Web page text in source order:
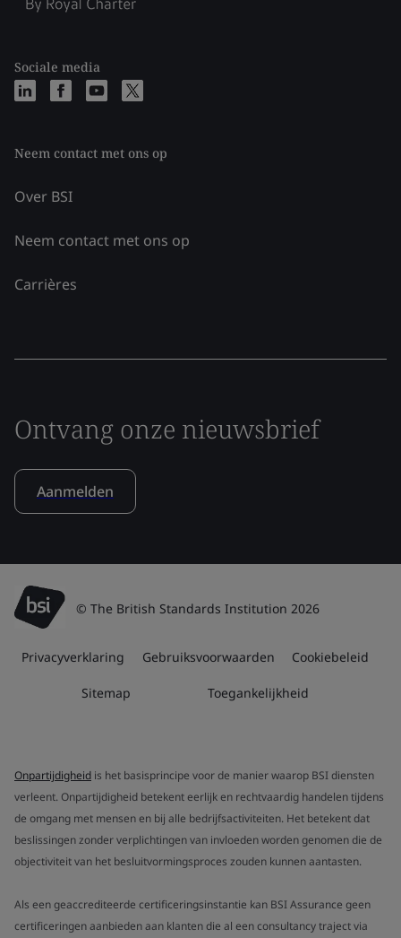
Sociale media
Neem contact met ons op
Over BSI
Neem contact met ons op
Carrières
Ontvang onze nieuwsbrief
Aanmelden
© The British Standards Institution 2026
Privacyverklaring Gebruiksvoorwaarden Cookiebeleid
Sitemap Toegankelijkheid
Onpartijdigheid is het basisprincipe voor de manier waarop BSI diensten
verleent. Onpartijdigheid betekent eerlijk en rechtvaardig handelen tijdens
de omgang met mensen en bij alle bedrijfsactiviteiten. Het betekent dat
beslissingen zonder verplichtingen van invloeden worden genomen die de
objectiviteit van het besluitvormingsproces zouden kunnen aantasten.
Als een geaccrediteerde certificeringsinstantie kan BSI Assurance geen
certificeringen aanbieden aan klanten die al een consultancy traject via